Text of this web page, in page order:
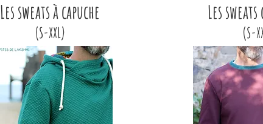
Les sweats à capuche
(S-XXL)
Les
(S-